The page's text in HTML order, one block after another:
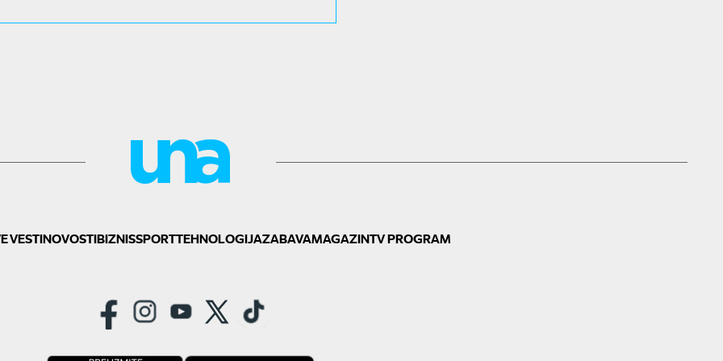
VESTINOVOSTIBIZNISSPORTTEHNOLOGIJAZABAVAMAGAZINTV PROGRAM